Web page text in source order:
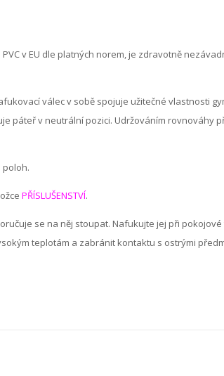
v EU dle platných norem, je zdravotně
válec v sobě spojuje užitečné vlastnosti
páteř v neutrální pozici. Udržováním rovnováhy
poloh.
PŘÍSLUŠENSTVÍ.
se na něj stoupat. Nafukujte jej při
teplotám a zabránit kontaktu s ostrými